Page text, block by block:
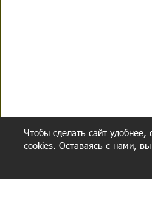
Чтобы сделать сайт удобнее,
cookies. Оставаясь с нами,